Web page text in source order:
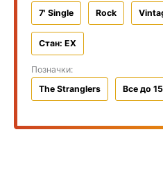
7' Single
Rock
Стан: EX
Позначки:
The Stranglers
Все до